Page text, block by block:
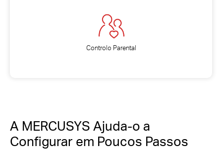
Controlo Parental
A MERCUSYS Ajuda-o a
Configurar em Poucos Passos